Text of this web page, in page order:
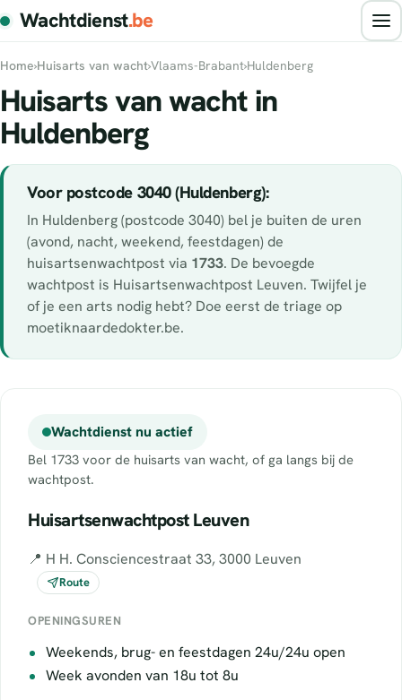
Wachtdienst.be
Home›Huisarts van wacht›Vlaams-Brabant›Huldenberg
Huisarts van wacht in
Huldenberg
Voor postcode 3040 (Huldenberg):
In Huldenberg (postcode 3040) bel je buiten de uren
(avond, nacht, weekend, feestdagen) de
huisartsenwachtpost via 1733. De bevoegde
wachtpost is Huisartsenwachtpost Leuven. Twijfel je
of je een arts nodig hebt? Doe eerst de triage op
moetiknaardedokter.be.
Wachtdienst nu actief
Bel 1733 voor de huisarts van wacht, of ga langs bij de
wachtpost.
Huisartsenwachtpost Leuven
📍 H H. Consciencestraat 33, 3000 Leuven
Route
OPENINGSUREN
Weekends, brug- en feestdagen 24u/24u open
Week avonden van 18u tot 8u